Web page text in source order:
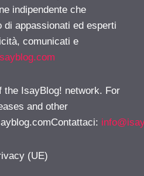
indipendente che
di appassionati ed esperti
comunicati e
the IsayBlog! network. For
and other
:
(UE)